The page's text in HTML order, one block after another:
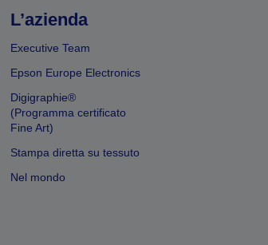
L’azienda
Executive Team
Epson Europe Electronics
Digigraphie®
(Programma certificato
Fine Art)
Stampa diretta su tessuto
Nel mondo